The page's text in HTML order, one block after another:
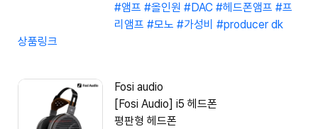
#앰프 #올인원 #DAC #헤드폰앰프 #프
리앰프 #모노 #가성비 #producer dk
상품링크
Fosi audio
[Fosi Audio] i5 헤드폰
평판형 헤드폰